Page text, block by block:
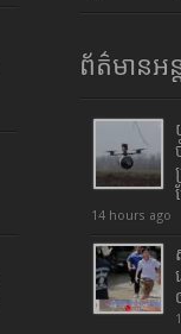
ព័ត៌មានអន្
14 hours ago